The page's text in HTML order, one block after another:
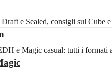
e Sealed, consigli sul
e Magic casual: tutti i